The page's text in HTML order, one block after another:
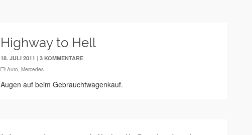
Highway to Hell
18. JULI 2011 |3 KOMMENTARE
Auto,Mercedes
Augen auf beim Gebrauchtwagenkauf.